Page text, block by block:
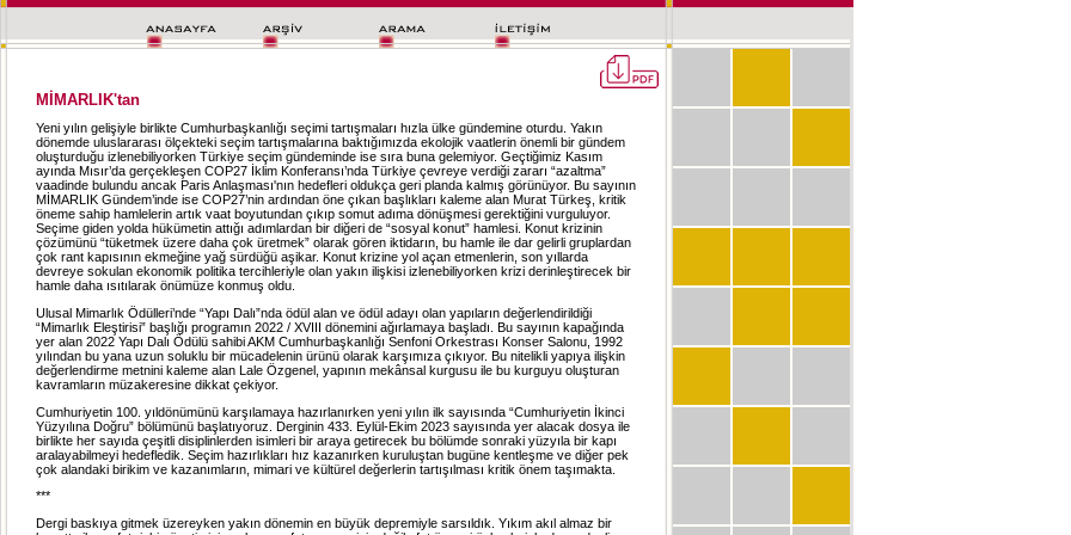
MİMARLIK'tan
Yeni yılın gelişiyle birlikte Cumhurbaşkanlığı seçimi tartışmaları hızla ülke gündemine oturdu. Yakın
dönemde uluslararası ölçekteki seçim tartışmalarına baktığımızda ekolojik vaatlerin önemli bir gündem
oluşturduğu izlenebiliyorken Türkiye seçim gündeminde ise sıra buna gelemiyor. Geçtiğimiz Kasım
ayında Mısır’da gerçekleşen COP27 İklim Konferansı’nda Türkiye çevreye verdiği zararı “azaltma”
vaadinde bulundu ancak Paris Anlaşması'nın hedefleri oldukça geri planda kalmış görünüyor. Bu sayının
MİMARLIK Gündem’inde ise COP27’nin ardından öne çıkan başlıkları kaleme alan Murat Türkeş, kritik
öneme sahip hamlelerin artık vaat boyutundan çıkıp somut adıma dönüşmesi gerektiğini vurguluyor.
Seçime giden yolda hükümetin attığı adımlardan bir diğeri de “sosyal konut” hamlesi. Konut krizinin
çözümünü “tüketmek üzere daha çok üretmek” olarak gören iktidarın, bu hamle ile dar gelirli gruplardan
çok rant kapısının ekmeğine yağ sürdüğü aşikar. Konut krizine yol açan etmenlerin, son yıllarda
devreye sokulan ekonomik politika tercihleriyle olan yakın ilişkisi izlenebiliyorken krizi derinleştirecek bir
hamle daha ısıtılarak önümüze konmuş oldu.
Ulusal Mimarlık Ödülleri’nde “Yapı Dalı”nda ödül alan ve ödül adayı olan yapıların değerlendirildiği
“Mimarlık Eleştirisi” başlığı programın 2022 / XVIII dönemini ağırlamaya başladı. Bu sayının kapağında
yer alan 2022 Yapı Dalı Ödülü sahibi AKM Cumhurbaşkanlığı Senfoni Orkestrası Konser Salonu, 1992
yılından bu yana uzun soluklu bir mücadelenin ürünü olarak karşımıza çıkıyor. Bu nitelikli yapıya ilişkin
değerlendirme metnini kaleme alan Lale Özgenel, yapının mekânsal kurgusu ile bu kurguyu oluşturan
kavramların müzakeresine dikkat çekiyor.
Cumhuriyetin 100. yıldönümünü karşılamaya hazırlanırken yeni yılın ilk sayısında “Cumhuriyetin İkinci
Yüzyılına Doğru” bölümünü başlatıyoruz. Derginin 433. Eylül-Ekim 2023 sayısında yer alacak dosya ile
birlikte her sayıda çeşitli disiplinlerden isimleri bir araya getirecek bu bölümde sonraki yüzyıla bir kapı
aralayabilmeyi hedefledik. Seçim hazırlıkları hız kazanırken kuruluştan bugüne kentleşme ve diğer pek
çok alandaki birikim ve kazanımların, mimari ve kültürel değerlerin tartışılması kritik önem taşımakta.
***
Dergi baskıya gitmek üzereyken yakın dönemin en büyük depremiyle sarsıldık. Yıkım akıl almaz bir